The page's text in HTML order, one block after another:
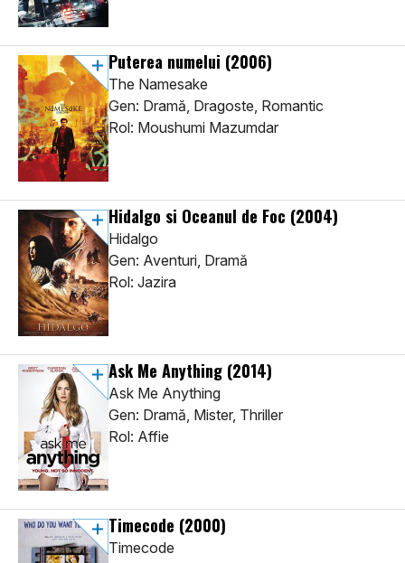
Puterea numelui (2006)
The Namesake
Gen: Dramă, Dragoste, Romantic
Rol: Moushumi Mazumdar
Hidalgo si Oceanul de Foc (2004)
Hidalgo
Gen: Aventuri, Dramă
Rol: Jazira
Ask Me Anything (2014)
Ask Me Anything
Gen: Dramă, Mister, Thriller
Rol: Affie
Timecode (2000)
Timecode